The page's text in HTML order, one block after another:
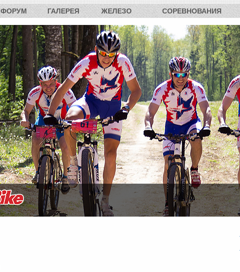
ФОРУМ ГАЛЕРЕЯ ЖЕЛЕЗО СОРЕВНОВАНИЯ